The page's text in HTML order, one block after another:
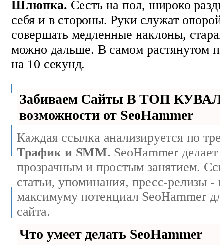
Шлюпка. Сесть на пол, широко
себя и в стороны. Руки служат
совершать медленные наклоны,
можно дальше. В самом растянутом
на 10 секунд.
Забиваем Сайты В ТОП
возможности от SeoHammer
Каждая ссылка анализируется по
Трафик и SMM. SeoHammer
прозрачным и простым занятием.
статьи, упоминания, пресс-релизы -
максимуму потенциал SeoHammer
сайта.
Что умеет делать SeoHammer